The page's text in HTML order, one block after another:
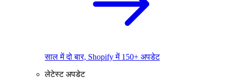
साल में दो बार, Shopify में 150+ अपडेट
लेटेस्ट अपडेट